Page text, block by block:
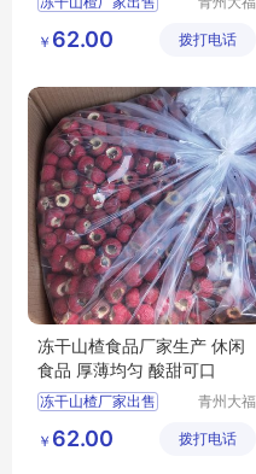
冻干山楂生产
冻干山楂食品加工
展有限公
￥ 62.00 拨打电话
冻干山楂食品厂家生产 休闲
食品 厚薄均匀 酸甜可口
冻干山楂厂家出售
冻干山楂食品生产厂家
青州大福
展有限公
￥ 62.00 拨打电话